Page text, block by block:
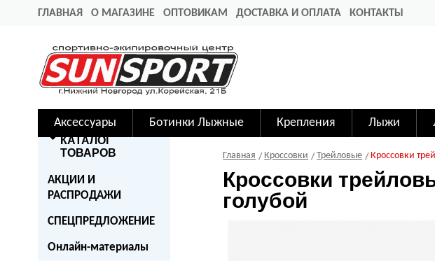
ГЛАВНАЯ О МАГАЗИНЕ ОПТОВИКАМ ДОСТАВКА И ОПЛАТА КОНТАКТЫ
Аксессуары Ботинки Лыжные Крепления Лыжи
КАТАЛОГ
ТОВАРОВ
АКЦИИ И
РАСПРОДАЖИ
СПЕЦПРЕДЛОЖЕНИЕ
Онлайн-материалы
Главная Кроссовки Трейловые Кроссовки
Кроссовки
голубой